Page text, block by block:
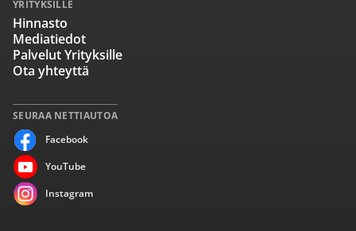
SEURAA NETTIAUTOA
Facebook
YouTube
Instagram
YRITYKSILLE
Hinnasto
Mediatiedot
Palvelut Yrityksille
Ota yhteyttä